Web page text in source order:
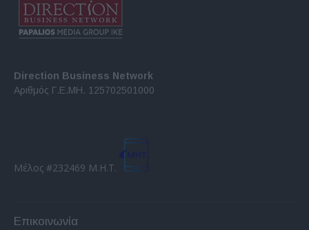
Direction Business Network
Αριθμός Γ.Ε.ΜΗ. 125702501000
Μέλος #232469 Μ.Η.Τ.
Επικοινωνία